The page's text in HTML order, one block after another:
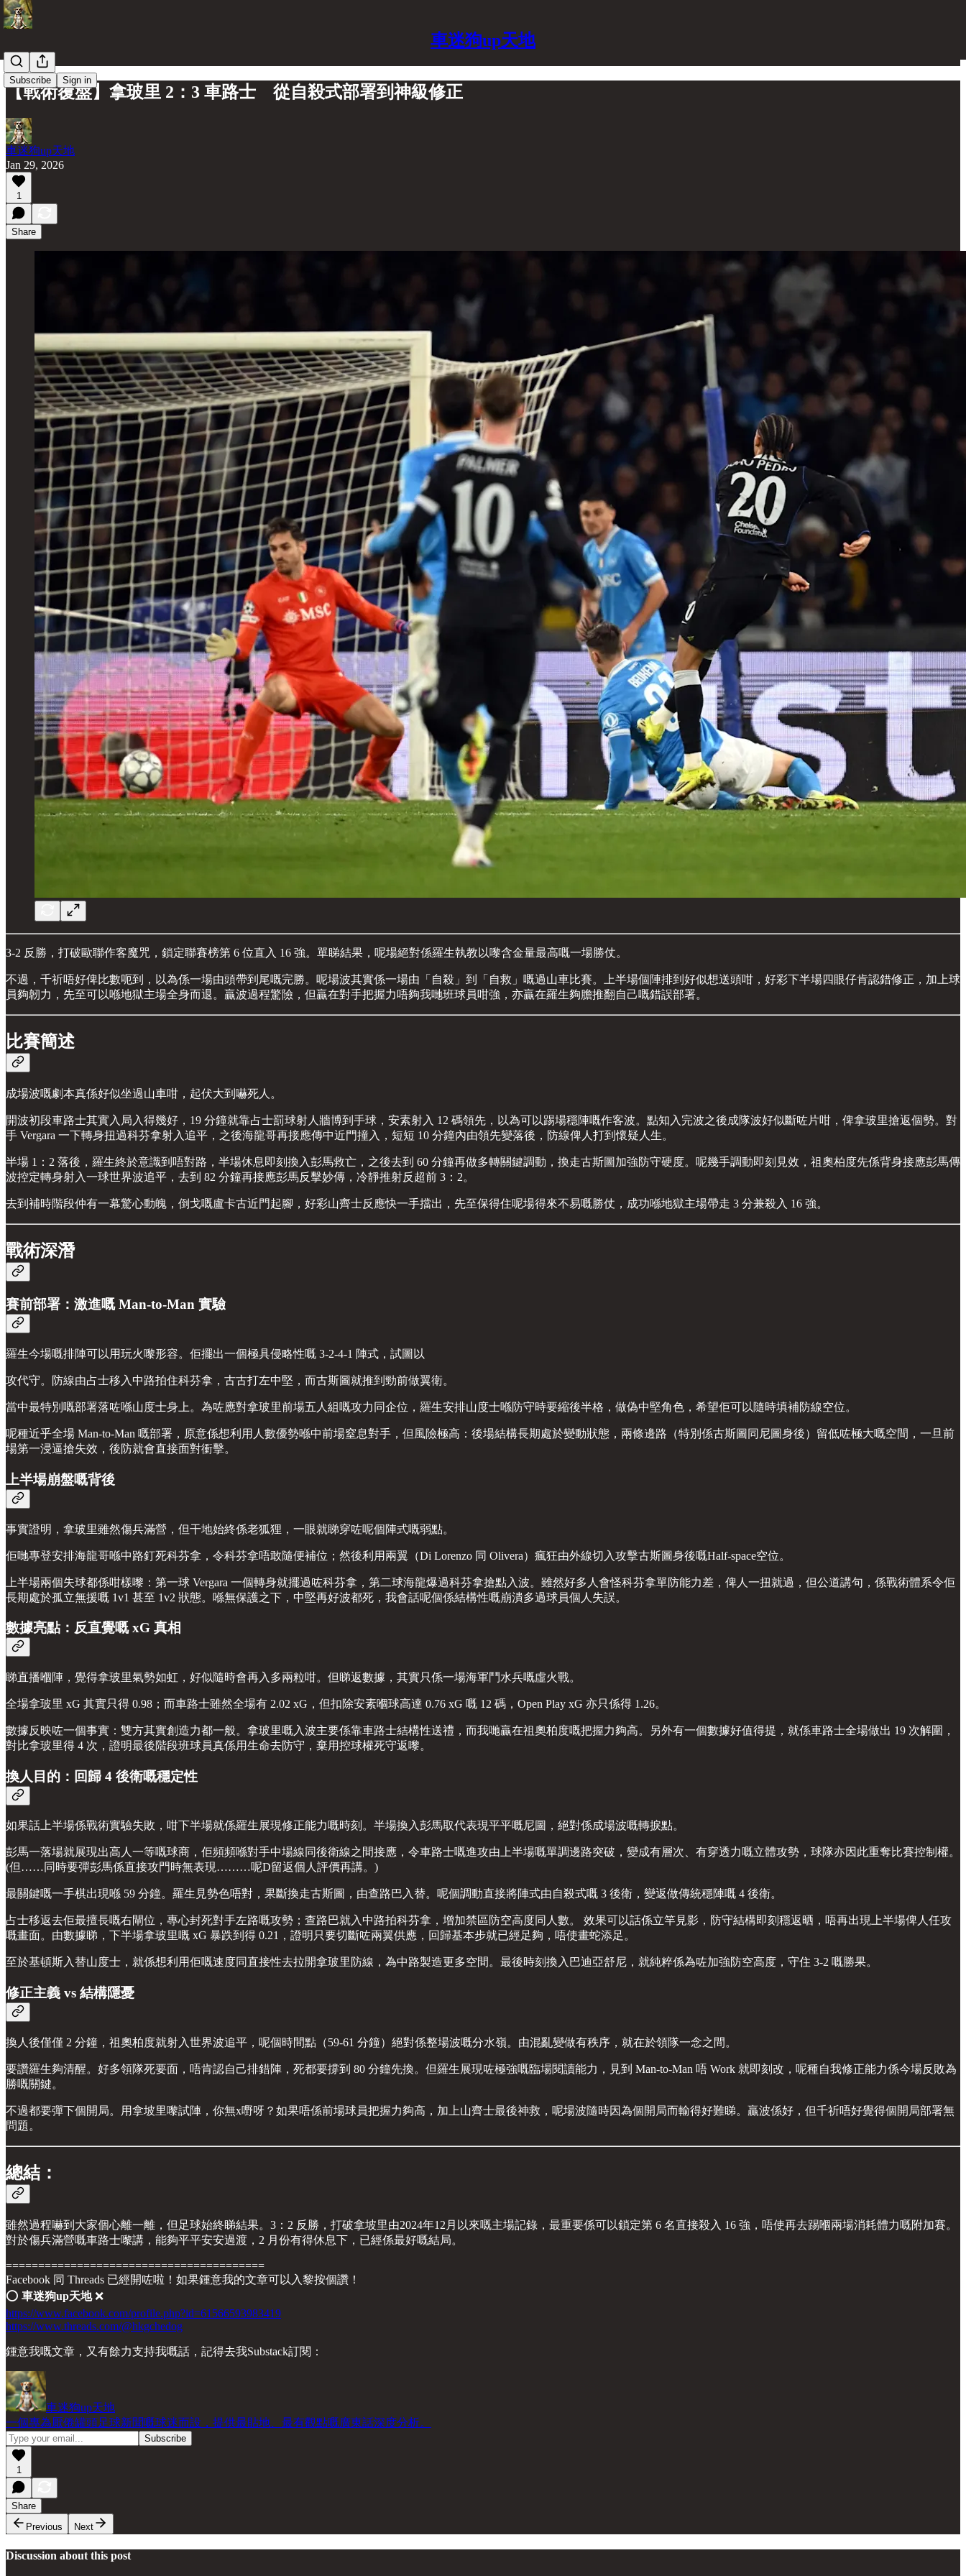
車迷狗up天地
Subscribe Sign in
【戰術覆盤】拿玻里 2：3 車路士 從自殺式部署到神級修正
車迷狗up天地
Jan 29, 2026
1
Share
3-2 反勝，打破歐聯作客魔咒，鎖定聯賽榜第 6 位直入 16 強。單睇結果，呢場絕對係羅生執教以嚟含金量最高嘅一場勝仗。
不過，千祈唔好俾比數呃到，以為係一場由頭帶到尾嘅完勝。呢場波其實係一場由「自殺」到「自救」嘅過山車比賽。上半場個陣排到好似想送頭咁，好彩下半場四眼仔肯認錯修正，加上球
員夠韌力，先至可以喺地獄主場全身而退。贏波過程驚險，但贏在對手把握力唔夠我哋班球員咁強，亦贏在羅生夠膽推翻自己嘅錯誤部署。
比賽簡述
成場波嘅劇本真係好似坐過山車咁，起伏大到嚇死人。
開波初段車路士其實入局入得幾好，19 分鐘就靠占士罰球射人牆博到手球，安素射入 12 碼領先，以為可以踢場穩陣嘅作客波。點知入完波之後成隊波好似斷咗片咁，俾拿玻里搶返個勢。對
手 Vergara 一下轉身扭過科芬拿射入追平，之後海龍哥再接應傳中近門撞入，短短 10 分鐘內由領先變落後，防線俾人打到懷疑人生。
半場 1：2 落後，羅生終於意識到唔對路，半場休息即刻換入彭馬救亡，之後去到 60 分鐘再做多轉關鍵調動，換走古斯圖加強防守硬度。呢幾手調動即刻見效，祖奧柏度先係背身接應彭馬傳
波控定轉身射入一球世界波追平，去到 82 分鐘再接應彭馬反擊妙傳，冷靜推射反超前 3：2。
去到補時階段仲有一幕驚心動魄，倒戈嘅盧卡古近門起腳，好彩山齊士反應快一手擋出，先至保得住呢場得來不易嘅勝仗，成功喺地獄主場帶走 3 分兼殺入 16 強。
戰術深潛
賽前部署：激進嘅 Man-to-Man 實驗
羅生今場嘅排陣可以用玩火嚟形容。佢擺出一個極具侵略性嘅 3-2-4-1 陣式，試圖以
攻代守。防線由占士移入中路拍住科芬拿，古古打左中堅，而古斯圖就推到勁前做翼衛。
當中最特別嘅部署落咗喺山度士身上。為咗應對拿玻里前場五人組嘅攻力同企位，羅生安排山度士喺防守時要縮後半格，做偽中堅角色，希望佢可以隨時填補防線空位。
呢種近乎全場 Man-to-Man 嘅部署，原意係想利用人數優勢喺中前場窒息對手，但風險極高：後場結構長期處於變動狀態，兩條邊路（特別係古斯圖同尼圖身後）留低咗極大嘅空間，一旦前
場第一浸逼搶失效，後防就會直接面對衝擊。
上半場崩盤嘅背後
事實證明，拿玻里雖然傷兵滿營，但干地始終係老狐狸，一眼就睇穿咗呢個陣式嘅弱點。
佢哋專登安排海龍哥喺中路釘死科芬拿，令科芬拿唔敢隨便補位；然後利用兩翼（Di Lorenzo 同 Olivera）瘋狂由外線切入攻擊古斯圖身後嘅Half-space空位。
上半場兩個失球都係咁樣嚟：第一球 Vergara 一個轉身就擺過咗科芬拿，第二球海龍爆過科芬拿搶點入波。雖然好多人會怪科芬拿單防能力差，俾人一扭就過，但公道講句，係戰術體系令佢
長期處於孤立無援嘅 1v1 甚至 1v2 狀態。喺無保護之下，中堅再好波都死，我會話呢個係結構性嘅崩潰多過球員個人失誤。
數據亮點：反直覺嘅 xG 真相
睇直播嗰陣，覺得拿玻里氣勢如虹，好似隨時會再入多兩粒咁。但睇返數據，其實只係一場海軍鬥水兵嘅虛火戰。
全場拿玻里 xG 其實只得 0.98；而車路士雖然全場有 2.02 xG，但扣除安素嗰球高達 0.76 xG 嘅 12 碼，Open Play xG 亦只係得 1.26。
數據反映咗一個事實：雙方其實創造力都一般。拿玻里嘅入波主要係靠車路士結構性送禮，而我哋贏在祖奧柏度嘅把握力夠高。另外有一個數據好值得提，就係車路士全場做出 19 次解圍，
對比拿玻里得 4 次，證明最後階段班球員真係用生命去防守，棄用控球權死守返嚟。
換人目的：回歸 4 後衛嘅穩定性
如果話上半場係戰術實驗失敗，咁下半場就係羅生展現修正能力嘅時刻。半場換入彭馬取代表現平平嘅尼圖，絕對係成場波嘅轉捩點。
彭馬一落場就展現出高人一等嘅球商，佢頻頻喺對手中場線同後衛線之間接應，令車路士嘅進攻由上半場嘅單調邊路突破，變成有層次、有穿透力嘅立體攻勢，球隊亦因此重奪比賽控制權。
(但……同時要彈彭馬係直接攻門時無表現………呢D留返個人評價再講。)
最關鍵嘅一手棋出現喺 59 分鐘。羅生見勢色唔對，果斷換走古斯圖，由查路巴入替。呢個調動直接將陣式由自殺式嘅 3 後衛，變返做傳統穩陣嘅 4 後衛。
占士移返去佢最擅長嘅右閘位，專心封死對手左路嘅攻勢；查路巴就入中路拍科芬拿，增加禁區防空高度同人數。 效果可以話係立竿見影，防守結構即刻穩返晒，唔再出現上半場俾人任攻
嘅畫面。由數據睇，下半場拿玻里嘅 xG 暴跌到得 0.21，證明只要切斷咗兩翼供應，回歸基本步就已經足夠，唔使畫蛇添足。
至於基頓斯入替山度士，就係想利用佢嘅速度同直接性去拉開拿玻里防線，為中路製造更多空間。最後時刻換入巴迪亞舒尼，就純粹係為咗加強防空高度，守住 3-2 嘅勝果。
修正主義 vs 結構隱憂
換人後僅僅 2 分鐘，祖奧柏度就射入世界波追平，呢個時間點（59-61 分鐘）絕對係整場波嘅分水嶺。由混亂變做有秩序，就在於領隊一念之間。
要讚羅生夠清醒。好多領隊死要面，唔肯認自己排錯陣，死都要撐到 80 分鐘先換。但羅生展現咗極強嘅臨場閱讀能力，見到 Man-to-Man 唔 Work 就即刻改，呢種自我修正能力係今場反敗為
勝嘅關鍵。
不過都要彈下個開局。用拿坡里嚟試陣，你無x嘢呀？如果唔係前場球員把握力夠高，加上山齊士最後神救，呢場波隨時因為個開局而輸得好難睇。贏波係好，但千祈唔好覺得個開局部署無
問題。
總結：
雖然過程嚇到大家個心離一離，但足球始終睇結果。3：2 反勝，打破拿坡里由2024年12月以來嘅主場記錄，最重要係可以鎖定第 6 名直接殺入 16 強，唔使再去踢嗰兩場消耗體力嘅附加賽。
對於傷兵滿營嘅車路士嚟講，能夠平平安安過渡，2 月份有得休息下，已經係最好嘅結局。
========================================
Facebook 同 Threads 已經開咗啦！如果鍾意我的文章可以入黎按個讚！
⭕️ 車迷狗up天地❌
https://www.facebook.com/profile.php?id=61566593983419
https://www.threads.com/@hkgchedog
鍾意我嘅文章，又有餘力支持我嘅話，記得去我Substack訂閱：
車迷狗up天地
一個專為厭倦罐頭足球新聞嘅球迷而設，提供最貼地、最有觀點嘅廣東話深度分析。
1
Share
Previous
Next
Discussion about this post